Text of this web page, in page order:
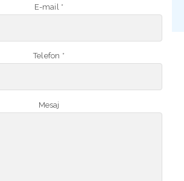
E-mail *
Telefon *
Mesaj